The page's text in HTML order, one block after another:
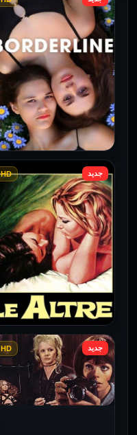
فيلم Borderline مترجم
للكبار فقط
2026
جديد HD
فيلم Le altre مترجم للكبار
فقط
2026
جديد HD